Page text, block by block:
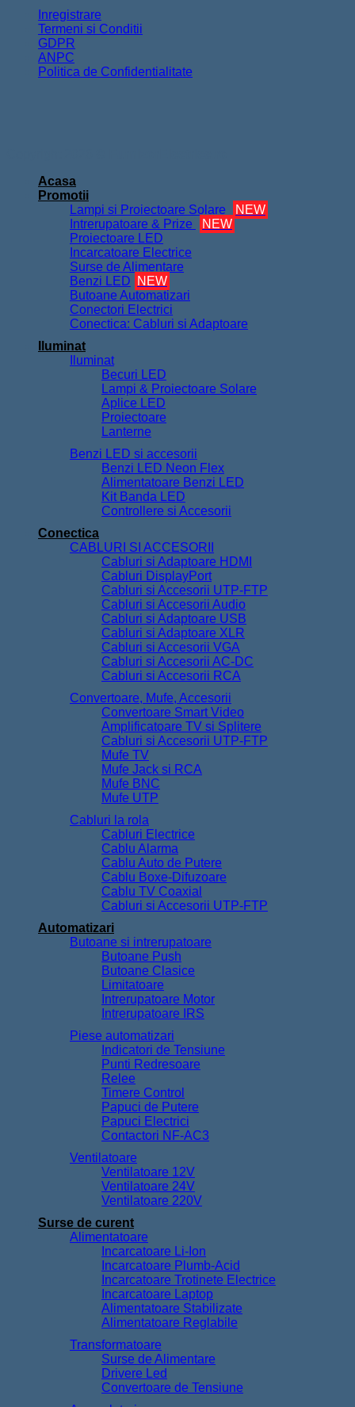
Inregistrare
Termeni si Conditii
GDPR
ANPC
Politica de Confidentialitate
Acasa
Promotii
Lampi si Proiectoare Solare
NEW
Intrerupatoare & Prize
NEW
Proiectoare LED
Incarcatoare Electrice
Surse de Alimentare
Benzi LED
NEW
Butoane Automatizari
Conectori Electrici
Conectica: Cabluri si Adaptoare
Iluminat
Iluminat
Becuri LED
Lampi & Proiectoare Solare
Aplice LED
Proiectoare
Lanterne
Benzi LED si accesorii
Benzi LED Neon Flex
Alimentatoare Benzi LED
Kit Banda LED
Controllere si Accesorii
Conectica
CABLURI SI ACCESORII
Cabluri si Adaptoare HDMI
Cabluri DisplayPort
Cabluri si Accesorii UTP-FTP
Cabluri si Accesorii Audio
Cabluri si Adaptoare USB
Cabluri si Adaptoare XLR
Cabluri si Accesorii VGA
Cabluri si Accesorii AC-DC
Cabluri si Accesorii RCA
Convertoare, Mufe, Accesorii
Convertoare Smart Video
Amplificatoare TV si Splitere
Cabluri si Accesorii UTP-FTP
Mufe TV
Mufe Jack si RCA
Mufe BNC
Mufe UTP
Cabluri la rola
Cabluri Electrice
Cablu Alarma
Cablu Auto de Putere
Cablu Boxe-Difuzoare
Cablu TV Coaxial
Cabluri si Accesorii UTP-FTP
Automatizari
Butoane si intrerupatoare
Butoane Push
Butoane Clasice
Limitatoare
Intrerupatoare Motor
Intrerupatoare IRS
Piese automatizari
Indicatori de Tensiune
Punti Redresoare
Relee
Timere Control
Papuci de Putere
Papuci Electrici
Contactori NF-AC3
Ventilatoare
Ventilatoare 12V
Ventilatoare 24V
Ventilatoare 220V
Surse de curent
Alimentatoare
Incarcatoare Li-Ion
Incarcatoare Plumb-Acid
Incarcatoare Trotinete Electrice
Incarcatoare Laptop
Alimentatoare Stabilizate
Alimentatoare Reglabile
Transformatoare
Surse de Alimentare
Drivere Led
Convertoare de Tensiune